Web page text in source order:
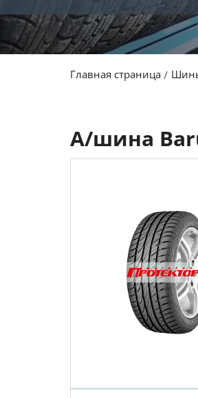
Главная страница
А/шина